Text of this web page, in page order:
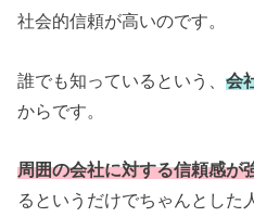
社会的信頼が高いのです。
誰でも知っているという、会
からです。
周囲の会社に対する信頼感が
るというだけでちゃんとした